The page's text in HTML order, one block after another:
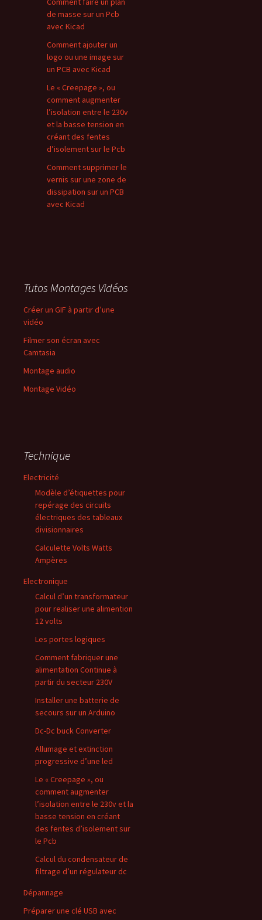
de masse sur un Pcb
avec Kicad
Comment ajouter un
logo ou une image sur
un PCB avec Kicad
Le « Creepage », ou
comment augmenter
l’isolation entre le 230v
et la basse tension en
créant des fentes
d’isolement sur le Pcb
Comment supprimer le
vernis sur une zone de
dissipation sur un PCB
avec Kicad
Tutos Montages Vidéos
Créer un GIF à partir d’une
vidéo
Filmer son écran avec
Camtasia
Montage audio
Montage Vidéo
Technique
Electricité
Modèle d’étiquettes pour
repérage des circuits
électriques des tableaux
divisionnaires
Calculette Volts Watts
Ampères
Electronique
Calcul d’un transformateur
pour realiser une alimention
12 volts
Les portes logiques
Comment fabriquer une
alimentation Continue à
partir du secteur 230V
Installer une batterie de
secours sur un Arduino
Dc-Dc buck Converter
Allumage et extinction
progressive d’une led
Le « Creepage », ou
comment augmenter
l’isolation entre le 230v et la
basse tension en créant
des fentes d’isolement sur
le Pcb
Calcul du condensateur de
filtrage d’un régulateur dc
Dépannage
Préparer une clé USB avec